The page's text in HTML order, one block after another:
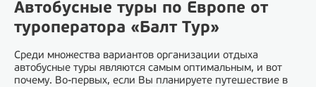
Автобусные туры по Европе от
туроператора «Балт Тур»
Среди множества вариантов организации отдыха
автобусные туры являются самым оптимальным, и вот
почему. Во-первых, если Вы планируете путешествие в